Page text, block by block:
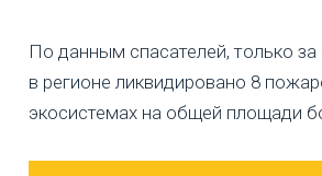
По данным спасателей, только за
в регионе ликвидировано 8
экосистемах на общей площади